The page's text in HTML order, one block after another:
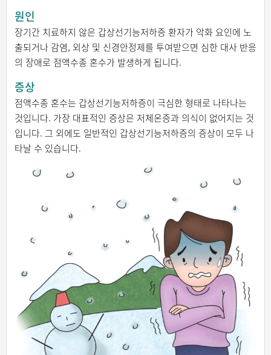
원인
장기간 치료하지 않은 갑상선기능저하증 환자가 악화 요인에 노
출되거나 감염, 외상 및 신경안정제를 투여받으면 심한 대사 반응
의 장애로 점액수종 혼수가 발생하게 됩니다.
증상
점액수종 혼수는 갑상선기능저하증이 극심한 형태로 나타나는
것입니다. 가장 대표적인 증상은 저체온증과 의식이 없어지는 것
입니다. 그 외에도 일반적인 갑상선기능저하증의 증상이 모두 나
타날 수 있습니다.